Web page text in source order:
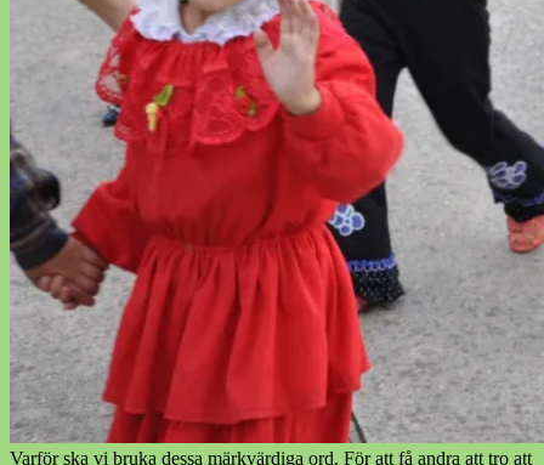
Varför ska vi bruka dessa märkvärdiga ord. För att få andra att tro att